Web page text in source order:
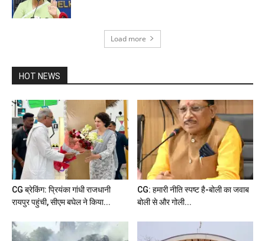
Load more
HOT NEWS
CG ब्रेकिंग: प्रियंका गांधी राजधानी
रायपुर पहुंची, सीएम बघेल ने किया...
CG: हमारी नीति स्पष्ट है-बोली का जवाब
बोली से और गोली...